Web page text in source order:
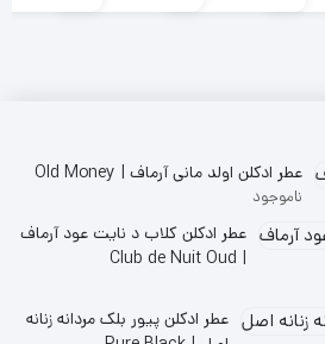
قیمت
قیمت
قیمت
قیمت
قیمت
قیمت
عطر ادکلن اولد مانی آرماف | Old Money
ناموجود
عطر ادکلن کلاب د نایت عود آرماف
| Club de Nuit Oud
عطر ادکلن پیور بلک مردانه زنانه